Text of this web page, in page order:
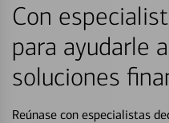
Con
para ayudarle
soluciones
Reúnase con especialistas